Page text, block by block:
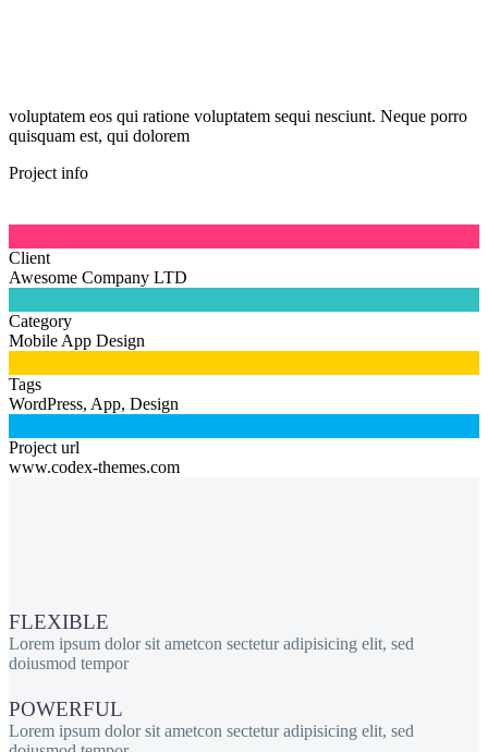
voluptatem eos qui ratione voluptatem sequi nesciunt. Neque porro
quisquam est, qui dolorem
Project info
Client
Awesome Company LTD
Category
Mobile App Design
Tags
WordPress, App, Design
Project url
www.codex-themes.com
FLEXIBLE
Lorem ipsum dolor sit ametcon sectetur adipisicing elit, sed
doiusmod tempor
POWERFUL
Lorem ipsum dolor sit ametcon sectetur adipisicing elit, sed